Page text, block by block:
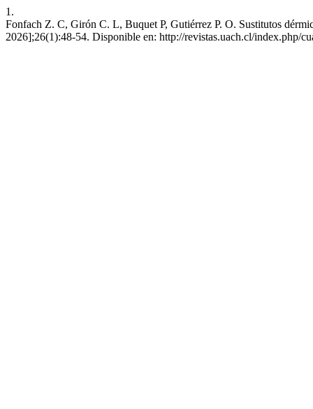
1.
Fonfach Z. C, Girón C. L, Buquet P, Gutiérrez P. O. Sustitutos
2026];26(1):48-54. Disponible en: http://revistas.uach.cl/index.php/